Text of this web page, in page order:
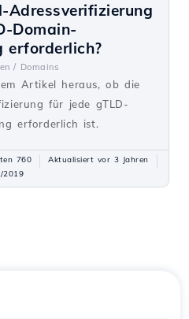
Adressverifizierung
Domain-
erforderlich?
/ Domains
Artikel heraus, ob die
für jede gTLD-
erforderlich ist.
760
Aktualisiert vor 3 Jahren
2019